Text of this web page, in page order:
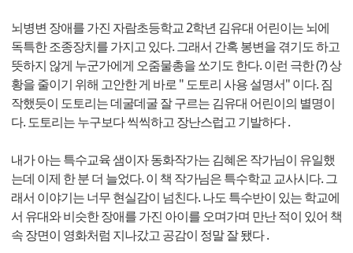
뇌병변 장애를 가진 자람초등학교 2학년 김유대 어린이는 뇌에
독특한 조종장치를 가지고 있다. 그래서 간혹 봉변을 겪기도 하고
뜻하지 않게 누군가에게 오줌물총을 쏘기도 한다. 이런 극한 (?) 상
황을 줄이기 위해 고안한 게 바로 " 도토리 사용 설명서" 이다. 짐
작했듯이 도토리는 데굴데굴 잘 구르는 김유대 어린이의 별명이
다. 도토리는 누구보다 씩씩하고 장난스럽고 기발하다 .
내가 아는 특수교육 샘이자 동화작가는 김혜온 작가님이 유일했
는데 이제 한 분 더 늘었다. 이 책 작가님은 특수학교 교사시다. 그
래서 이야기는 너무 현실감이 넘친다. 나도 특수반이 있는 학교에
서 유대와 비슷한 장애를 가진 아이를 오며가며 만난 적이 있어 책
속 장면이 영화처럼 지나갔고 공감이 정말 잘 됐다 .